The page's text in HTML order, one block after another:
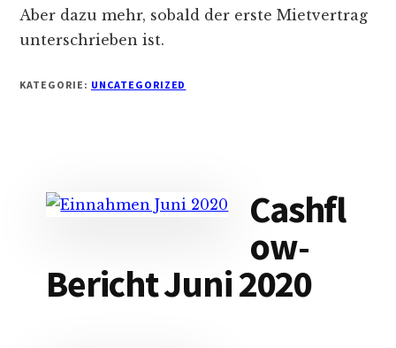
Aber dazu mehr, sobald der erste Mietvertrag
unterschrieben ist.
KATEGORIE: UNCATEGORIZED
Cashfl
ow-
Bericht Juni 2020